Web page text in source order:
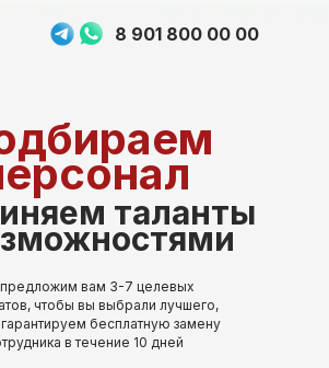
8 901 800 00 00
таланты
вам 3-7 целевых
чтобы вы выбрали лучшего,
гарантируем бесплатную замену
в течение 10 дней